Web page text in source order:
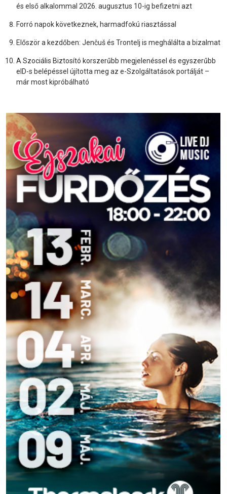
és első alkalommal 2026. augusztus 10-ig befizetni azt
Forró napok következnek, harmadfokú riasztással
Először a kezdőben: Jenčuš és Trontelj is meghálálta a bizalmat
A Szociális Biztosító korszerűbb megjelenéssel és egyszerűbb
eID-s belépéssel újította meg az e-Szolgáltatások portálját –
már most kipróbálható